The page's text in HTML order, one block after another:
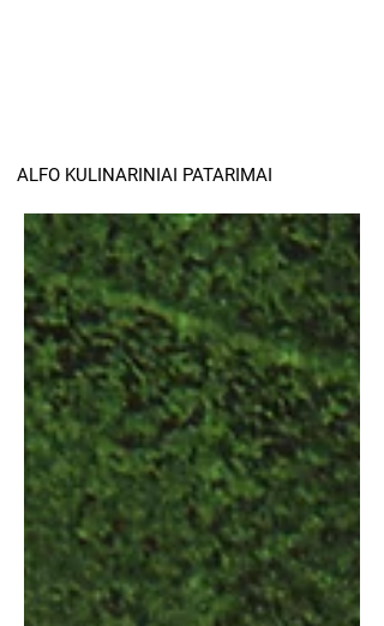
ALFO KULINARINIAI PATARIMAI